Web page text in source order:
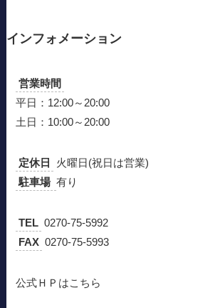
インフォメーション
営業時間
平日：12:00～20:00
土日：10:00～20:00
定休日
火曜日(祝日は営業)
駐車場 有り
TEL 0270-75-5992
FAX 0270-75-5993
公式ＨＰはこちら